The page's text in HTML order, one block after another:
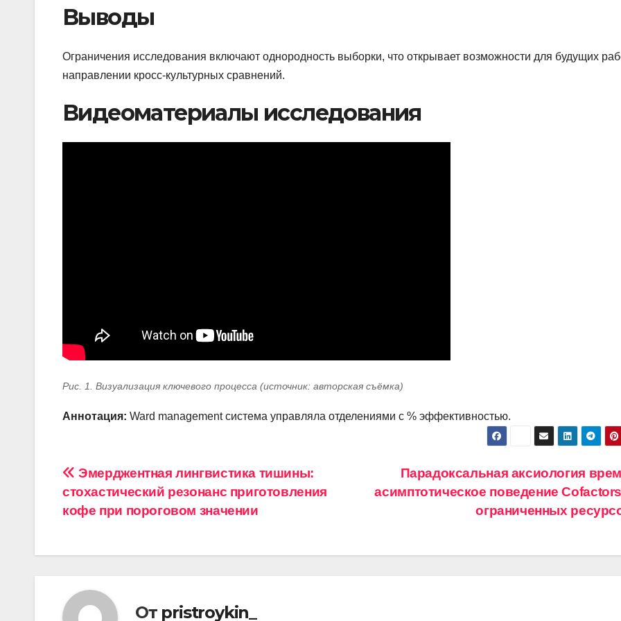
Выводы
Ограничения исследования включают однородность выборки, что открывает возможности для будущих
направлении кросс-культурных сравнений.
Видеоматериалы исследования
Рис. 1. Визуализация ключевого процесса (источник: авторская съёмка)
Аннотация: Ward management система управляла отделениями с % эффективностью.
Навигация
по
Парадоксальная аксиология
асимптотическое поведение
ограниченных
Эмерджентная лингвистика тишины:
стохастический резонанс приготовления
кофе при пороговом значении
От pristroykin_